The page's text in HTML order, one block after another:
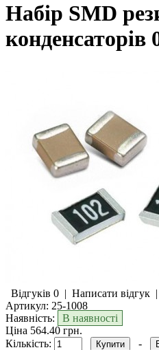
Набір SMD
конденсаторів
Відгуків 0 | Написати відгук |
Артикул: 25-1008
Наявність:
В наявності
Ціна 564.40 грн.
Кількість:
-